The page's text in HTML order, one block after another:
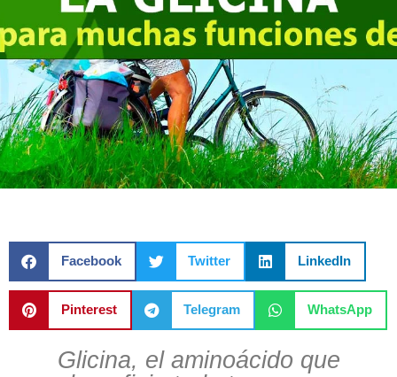
Facebook Twitter LinkedIn
Pinterest Telegram WhatsApp
Glicina, el aminoácido que